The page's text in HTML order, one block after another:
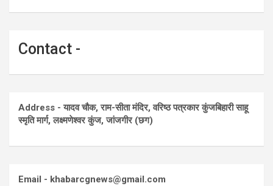
Contact -
Address - यादव चौक, राम-सीता मंदिर, वरिष्ठ पत्रकार कुंजबिहारी साहू
स्मृति मार्ग, लक्ष्मणेश्वर कुंज, जांजगीर (छग)
Email - khabarcgnews@gmail.com